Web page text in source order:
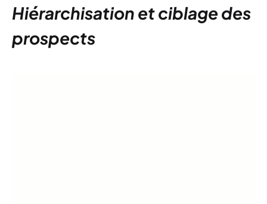
Hiérarchisation et ciblage des
prospects